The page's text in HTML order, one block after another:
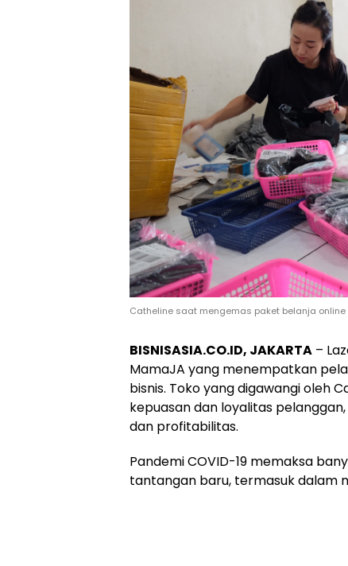
Catheline saat mengemas paket belanja
BISNISASIA.CO.ID, JAKARTA –
MamaJA yang menempatkan
bisnis. Toko yang digawangi oleh
kepuasan dan loyalitas
dan profitabilitas.
Pandemi COVID-19 memaksa
tantangan baru, termasuk dalam